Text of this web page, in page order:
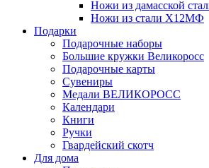
Ножи из дамасской
Ножи из стали Х12МФ
Подарки
Подарочные наборы
Большие кружки Великоросс
Подарочные карты
Сувениры
Медали ВЕЛИКОРОСС
Календари
Книги
Ручки
Гвардейский скотч
Для дома